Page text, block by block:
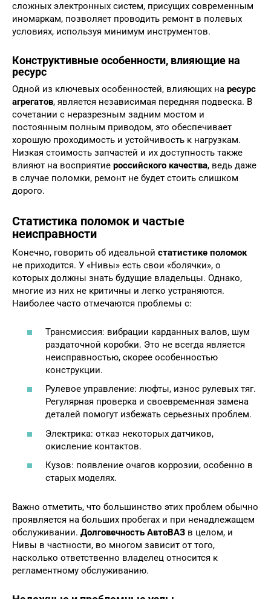
сложных электронных систем, присущих современным
иномаркам, позволяет проводить ремонт в полевых
условиях, используя минимум инструментов.
Конструктивные особенности, влияющие на
ресурс
Одной из ключевых особенностей, влияющих на ресурс
агрегатов, является независимая передняя подвеска. В
сочетании с неразрезным задним мостом и
постоянным полным приводом, это обеспечивает
хорошую проходимость и устойчивость к нагрузкам.
Низкая стоимость запчастей и их доступность также
влияют на восприятие российского качества, ведь даже
в случае поломки, ремонт не будет стоить слишком
дорого.
Статистика поломок и частые
неисправности
Конечно, говорить об идеальной статистике поломок
не приходится. У «Нивы» есть свои «болячки», о
которых должны знать будущие владельцы. Однако,
многие из них не критичны и легко устраняются.
Наиболее часто отмечаются проблемы с:
Трансмиссия: вибрации карданных валов, шум
раздаточной коробки. Это не всегда является
неисправностью, скорее особенностью
конструкции.
Рулевое управление: люфты, износ рулевых тяг.
Регулярная проверка и своевременная замена
деталей помогут избежать серьезных проблем.
Электрика: отказ некоторых датчиков,
окисление контактов.
Кузов: появление очагов коррозии, особенно в
старых моделях.
Важно отметить, что большинство этих проблем обычно
проявляется на больших пробегах и при ненадлежащем
обслуживании. Долговечность АвтоВАЗ в целом, и
Нивы в частности, во многом зависит от того,
насколько ответственно владелец относится к
регламентному обслуживанию.